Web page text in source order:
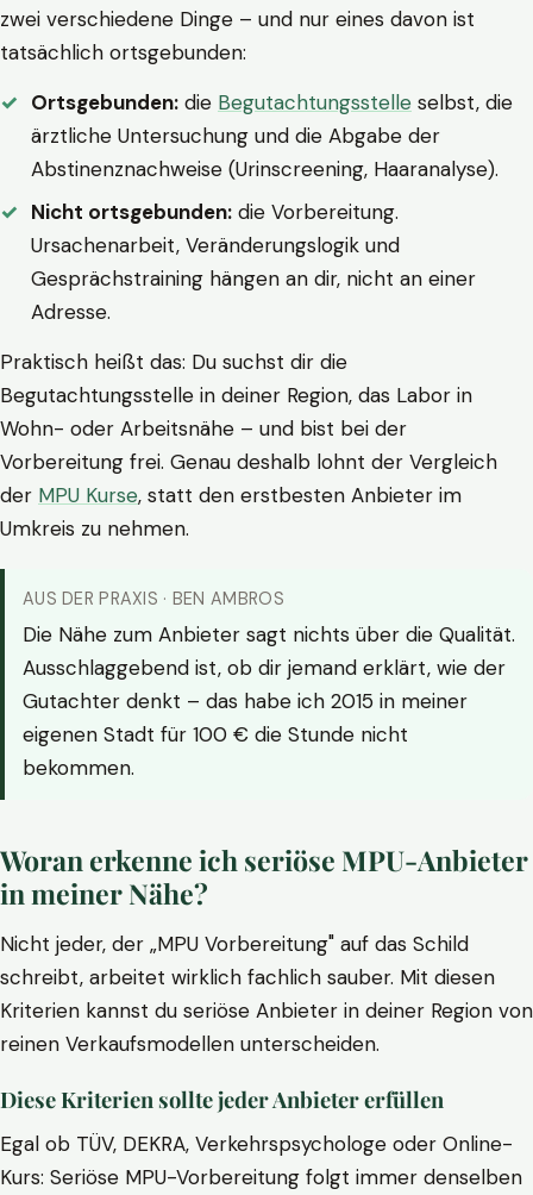
zwei verschiedene Dinge – und nur eines davon ist
tatsächlich ortsgebunden:
Ortsgebunden: die Begutachtungsstelle selbst, die
ärztliche Untersuchung und die Abgabe der
Abstinenznachweise (Urinscreening, Haaranalyse).
Nicht ortsgebunden: die Vorbereitung.
Ursachenarbeit, Veränderungslogik und
Gesprächstraining hängen an dir, nicht an einer
Adresse.
Praktisch heißt das: Du suchst dir die
Begutachtungsstelle in deiner Region, das Labor in
Wohn- oder Arbeitsnähe – und bist bei der
Vorbereitung frei. Genau deshalb lohnt der Vergleich
der MPU Kurse, statt den erstbesten Anbieter im
Umkreis zu nehmen.
AUS DER PRAXIS · BEN AMBROS
Die Nähe zum Anbieter sagt nichts über die Qualität.
Ausschlaggebend ist, ob dir jemand erklärt, wie der
Gutachter denkt – das habe ich 2015 in meiner
eigenen Stadt für 100 € die Stunde nicht
bekommen.
Woran erkenne ich seriöse MPU-Anbieter
in meiner Nähe?
Nicht jeder, der „MPU Vorbereitung" auf das Schild
schreibt, arbeitet wirklich fachlich sauber. Mit diesen
Kriterien kannst du seriöse Anbieter in deiner Region von
reinen Verkaufsmodellen unterscheiden.
Diese Kriterien sollte jeder Anbieter erfüllen
Egal ob TÜV, DEKRA, Verkehrspsychologe oder Online-
Kurs: Seriöse MPU-Vorbereitung folgt immer denselben